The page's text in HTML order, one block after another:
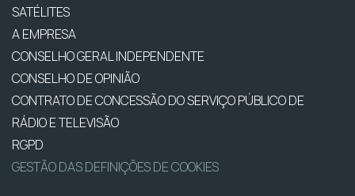
SATÉLITES
A EMPRESA
CONSELHO GERAL INDEPENDENTE
CONSELHO DE OPINIÃO
CONTRATO DE CONCESSÃO DO SERVIÇO PÚBLICO DE
RÁDIO E TELEVISÃO
RGPD
GESTÃO DAS DEFINIÇÕES DE COOKIES